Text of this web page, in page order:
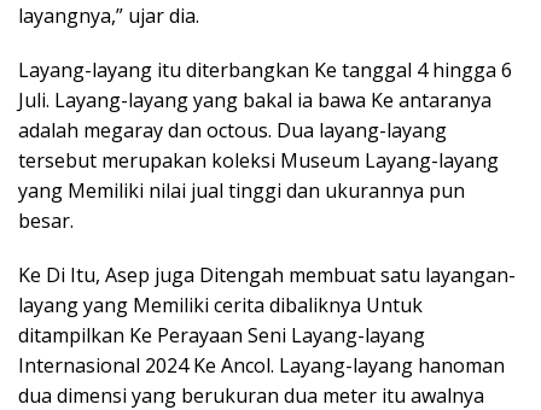
layangnya,” ujar dia.
Layang-layang itu diterbangkan Ke tanggal 4 hingga 6
Juli. Layang-layang yang bakal ia bawa Ke antaranya
adalah megaray dan octous. Dua layang-layang
tersebut merupakan koleksi Museum Layang-layang
yang Memiliki nilai jual tinggi dan ukurannya pun
besar.
Ke Di Itu, Asep juga Ditengah membuat satu layangan-
layang yang Memiliki cerita dibaliknya Untuk
ditampilkan Ke Perayaan Seni Layang-layang
Internasional 2024 Ke Ancol. Layang-layang hanoman
dua dimensi yang berukuran dua meter itu awalnya